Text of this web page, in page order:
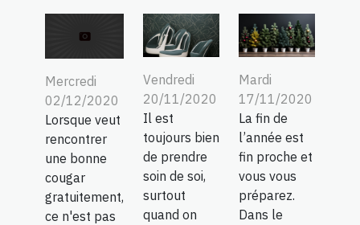
Mercredi
02/12/2020
Lorsque veut
rencontrer
une bonne
cougar
gratuitement,
ce n'est pas
Vendredi
20/11/2020
Il est
toujours bien
de prendre
soin de soi,
surtout
quand on
Mardi
17/11/2020
La fin de
l’année est
fin proche et
vous vous
préparez.
Dans le